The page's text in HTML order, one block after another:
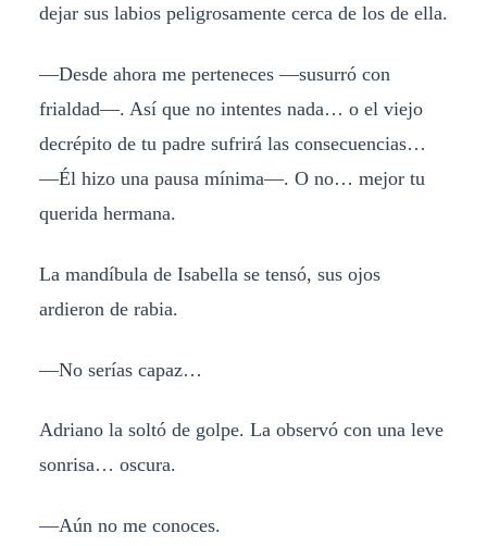
dejar sus labios peligrosamente cerca de los de ella.
—Desde ahora me perteneces —susurró con
frialdad—. Así que no intentes nada… o el viejo
decrépito de tu padre sufrirá las consecuencias…
—Él hizo una pausa mínima—. O no… mejor tu
querida hermana.
La mandíbula de Isabella se tensó, sus ojos
ardieron de rabia.
—No serías capaz…
Adriano la soltó de golpe. La observó con una leve
sonrisa… oscura.
—Aún no me conoces.